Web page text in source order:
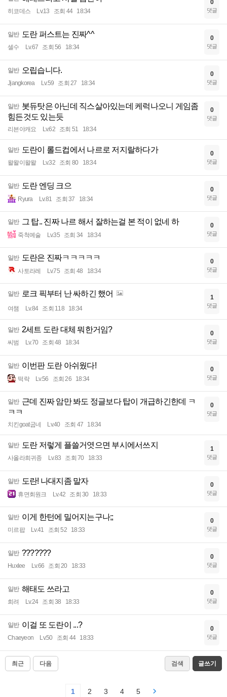
히코데스 Lv.13 조회 44 18:34
0
댓글
일반 도란 퍼스트는 진짜^^
셀수 Lv.67 조회 56 18:34
0
댓글
일반 오립습니다.
Jjangkorea Lv.59 조회 27 18:34
0
댓글
일반 봇듀탓은 아닌데 직스살아있는데 케럭나오니 게임좀
힘든것도 있는듯
리븐야캐요 Lv.62 조회 51 18:34
0
댓글
일반 도란이 롤드컵에서 나르로 저지랄하다가
왈왈이왈왈 Lv.32 조회 80 18:34
0
댓글
일반 도란 엔딩 크으
Ryura Lv.81 조회 37 18:34
0
댓글
일반 그 탑.. 진짜 나르 해서 잘하는걸 본 적이 없네 하
죽척예술 Lv.35 조회 34 18:34
0
댓글
일반 도란은 진짜ㅋㅋㅋㅋㅋ
사토라레 Lv.75 조회 48 18:34
0
댓글
일반 로크 픽부터 난 싸하긴 했어
여챔 Lv.84 조회 118 18:34
1
댓글
일반 2세트 도란 대체 뭐한거임?
씨범 Lv.70 조회 48 18:34
0
댓글
일반 이번판 도란 아쉬웠다!
떡락 Lv.56 조회 26 18:34
0
댓글
일반 근데 진짜 암만 봐도 정글보다 탑이 개급하긴한데 ㅋ
ㅋㅋ
치킨goat굽네 Lv.40 조회 47 18:34
0
댓글
일반 도란 저렇게 플쓸거엿으면 부시에서쓰지
사올라희귀종 Lv.83 조회 70 18:33
1
댓글
일반 도란! 나대지좀 말자
휴면회원크 Lv.42 조회 30 18:33
0
댓글
일반 이게 한턴에 밀어지는구나;;
미르팝 Lv.41 조회 52 18:33
0
댓글
일반 ???????
Huxlee Lv.66 조회 20 18:33
0
댓글
일반 해태도 쓰라고
희려 Lv.24 조회 38 18:33
0
댓글
일반 이걸 또 도란이 ...?
Chaeyeon Lv.50 조회 44 18:33
0
댓글
최근 다음 검색 글쓰기
1 2 3 4 5